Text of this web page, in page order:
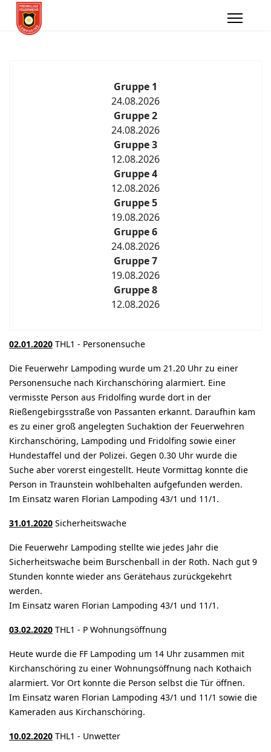
Gruppe 1
24.08.2026
Gruppe 2
24.08.2026
Gruppe 3
12.08.2026
Gruppe 4
12.08.2026
Gruppe 5
19.08.2026
Gruppe 6
24.08.2026
Gruppe 7
19.08.2026
Gruppe 8
12.08.2026
02.01.2020 THL1 - Personensuche
Die Feuerwehr Lampoding wurde um 21.20 Uhr zu einer
Personensuche nach Kirchanschöring alarmiert. Eine
vermisste Person aus Fridolfing wurde dort in der
Rießengebirgsstraße von Passanten erkannt. Daraufhin kam
es zu einer groß angelegten Suchaktion der Feuerwehren
Kirchanschöring, Lampoding und Fridolfing sowie einer
Hundestaffel und der Polizei. Gegen 0.30 Uhr wurde die
Suche aber vorerst eingestellt. Heute Vormittag konnte die
Person in Traunstein wohlbehalten aufgefunden werden.
Im Einsatz waren Florian Lampoding 43/1 und 11/1.
31.01.2020 Sicherheitswache
Die Feuerwehr Lampoding stellte wie jedes Jahr die
Sicherheitswache beim Burschenball in der Roth. Nach gut 9
Stunden konnte wieder ans Gerätehaus zurückgekehrt
werden.
Im Einsatz waren Florian Lampoding 43/1 und 11/1.
03.02.2020 THL1 - P Wohnungsöffnung
Heute wurde die FF Lampoding um 14 Uhr zusammen mit
Kirchanschöring zu einer Wohnungsöffnung nach Kothaich
alarmiert. Vor Ort konnte die Person selbst die Tür öffnen.
Im Einsatz waren Florian Lampoding 43/1 und 11/1 sowie die
Kameraden aus Kirchanschöring.
10.02.2020 THL1 - Unwetter